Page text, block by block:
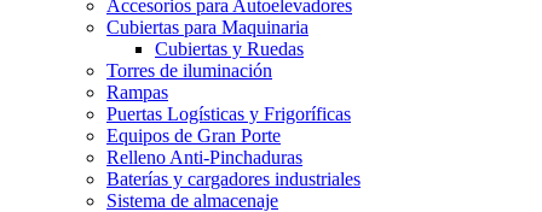
Accesorios para Autoelevadores
Cubiertas para Maquinaria
Cubiertas y Ruedas
Torres de iluminación
Rampas
Puertas Logísticas y Frigoríficas
Equipos de Gran Porte
Relleno Anti-Pinchaduras
Baterías y cargadores industriales
Sistema de almacenaje